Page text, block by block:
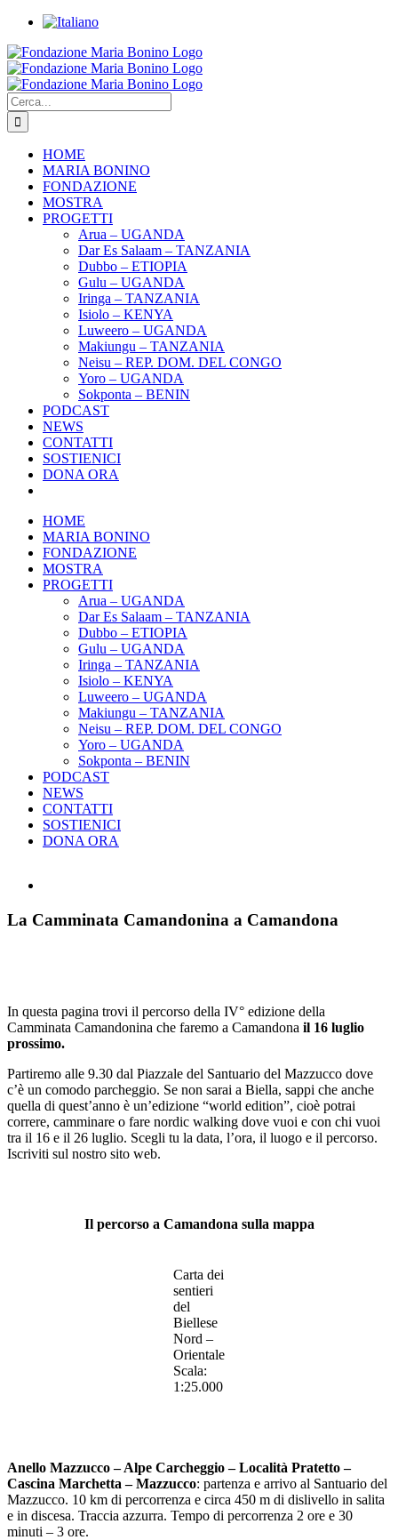
Salta
contenuto
Facebook
Instagram
YouTube
Twitter
Cerca
per:
HOME
MARIA BONINO
FONDAZIONE
MOSTRA
PROGETTI
Arua – UGANDA
Dar Es Salaam – TANZANIA
Dubbo – ETIOPIA
Gulu – UGANDA
Iringa – TANZANIA
Isiolo – KENYA
Luweero – UGANDA
Makiungu – TANZANIA
Neisu – REP. DOM. DEL CONGO
Yoro – UGANDA
Sokponta – BENIN
PODCAST
NEWS
CONTATTI
SOSTIENICI
DONA ORA
HOME
MARIA BONINO
FONDAZIONE
MOSTRA
PROGETTI
Arua – UGANDA
Dar Es Salaam – TANZANIA
Dubbo – ETIOPIA
Gulu – UGANDA
Iringa – TANZANIA
Isiolo – KENYA
Luweero – UGANDA
Makiungu – TANZANIA
Neisu – REP. DOM. DEL CONGO
Yoro – UGANDA
Sokponta – BENIN
PODCAST
NEWS
CONTATTI
SOSTIENICI
DONA ORA
La Camminata Camandonina a Camandona
In questa pagina trovi il percorso della IV° edizione della
Camminata Camandonina che faremo a Camandona il 16 luglio
prossimo.
Partiremo alle 9.30 dal Piazzale del Santuario del Mazzucco dove
c’è un comodo parcheggio. Se non sarai a Biella, sappi che anche
quella di quest’anno è un’edizione “world edition”, cioè potrai
correre, camminare o fare nordic walking dove vuoi e con chi vuoi
tra il 16 e il 26 luglio. Scegli tu la data, l’ora, il luogo e il percorso.
Iscriviti sul nostro sito web.
Il percorso a Camandona sulla mappa
Carta dei
sentieri
del
Biellese
Nord –
Orientale
Scala:
1:25.000
Anello Mazzucco – Alpe Carcheggio – Località Pratetto –
Cascina Marchetta – Mazzucco: partenza e arrivo al Santuario del
Mazzucco. 10 km di percorrenza e circa 450 m di dislivello in salita
e in discesa. Traccia azzurra. Tempo di percorrenza 2 ore e 30
minuti – 3 ore.